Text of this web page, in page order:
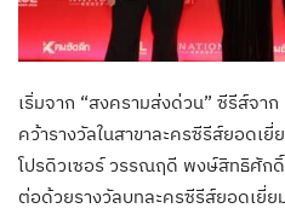
เริ่มจาก “สงครามส่งด่วน” ซีรีส์จา
คว้ารางวัลในสาขาละครซีรีส์ยอดเยี่
โปรดิวเซอร์ วรรณฤดี พงษ์สิทธิศัก
ต่อด้วยรางวัลบทละครซีรีส์ยอดเ